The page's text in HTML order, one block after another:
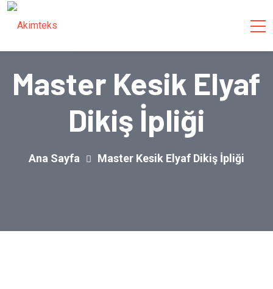
Master Kesik Elyaf
Dikiş İpliği
Ana Sayfa Master Kesik Elyaf Dikiş İpliği